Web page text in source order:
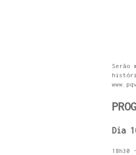
Serão
Dia
18h30